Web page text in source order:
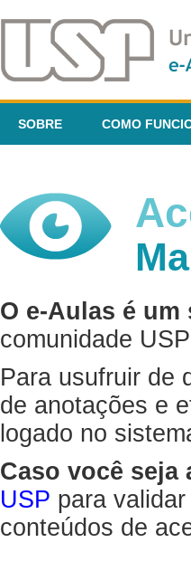
SOBRE COMO
O e-Aulas é
comunidade
Para usufruir de
de anotações e
logado no
Caso você
USP para
conteúdos de